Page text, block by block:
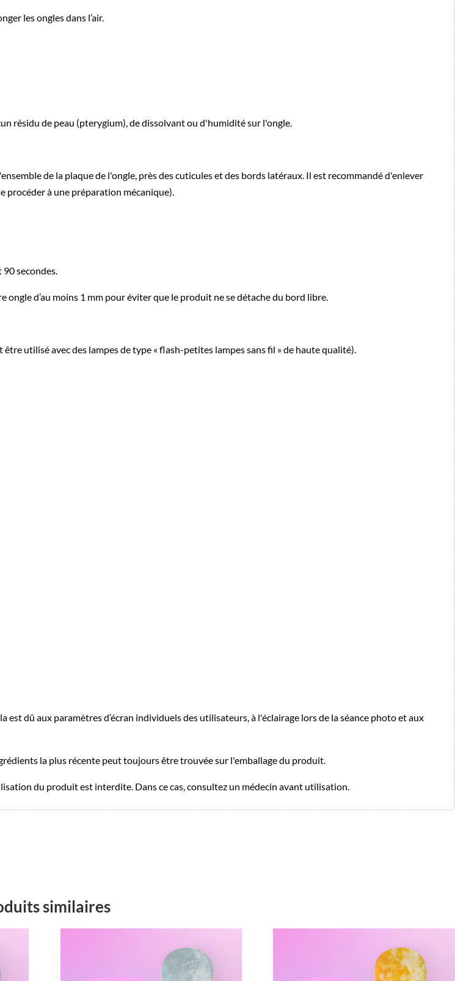
les ongles dans l’air.
résidu de peau (pterygium), de dissolvant ou d'humidité sur l'ongle.
de la plaque de l'ongle, près des cuticules et des bords latéraux. Il est recommandé d'enlever
procéder à une préparation mécanique).
secondes.
d’au moins 1 mm pour éviter que le produit ne se détache du bord libre.
utilisé avec des lampes de type « flash-petites lampes sans fil » de haute qualité).
dû aux paramètres d’écran individuels des utilisateurs, à l'éclairage lors de la séance photo et aux
la plus récente peut toujours être trouvée sur l'emballage du produit.
du produit est interdite. Dans ce cas, consultez un médecin avant utilisation.
similaires